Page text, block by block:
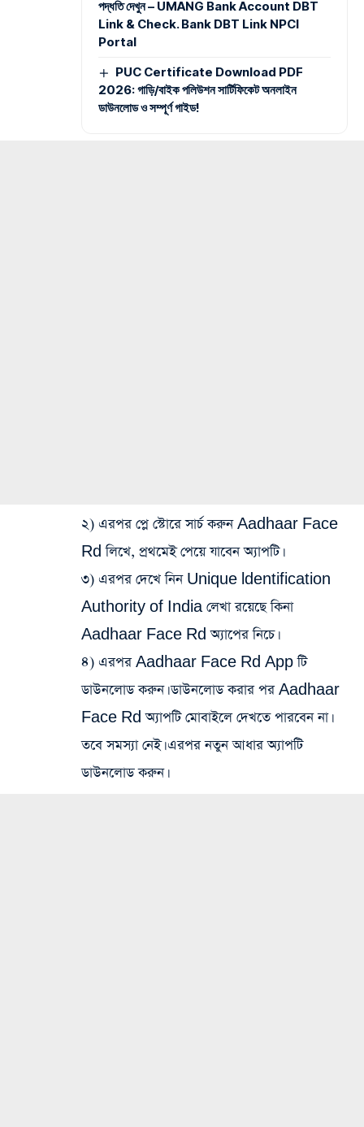
পদ্ধতি দেখুন – UMANG Bank Account DBT
Link & Check. Bank DBT Link NPCI
Portal
PUC Certificate Download PDF
2026: গাড়ি/বাইক পলিউশন সার্টিফিকেট অনলাইন
ডাউনলোড ও সম্পূর্ণ গাইড!
২) এরপর প্লে স্টোরে সার্চ করুন Aadhaar Face
Rd লিখে, প্রথমেই পেয়ে যাবেন অ্যাপটি।
৩) এরপর দেখে নিন Unique ldentification
Authority of India লেখা রয়েছে কিনা
Aadhaar Face Rd অ্যাপের নিচে।
৪) এরপর Aadhaar Face Rd App টি
ডাউনলোড করুন। ডাউনলোড করার পর Aadhaar
Face Rd অ্যাপটি মোবাইলে দেখতে পারবেন না।
তবে সমস্যা নেই। এরপর নতুন আধার অ্যাপটি
ডাউনলোড করুন।